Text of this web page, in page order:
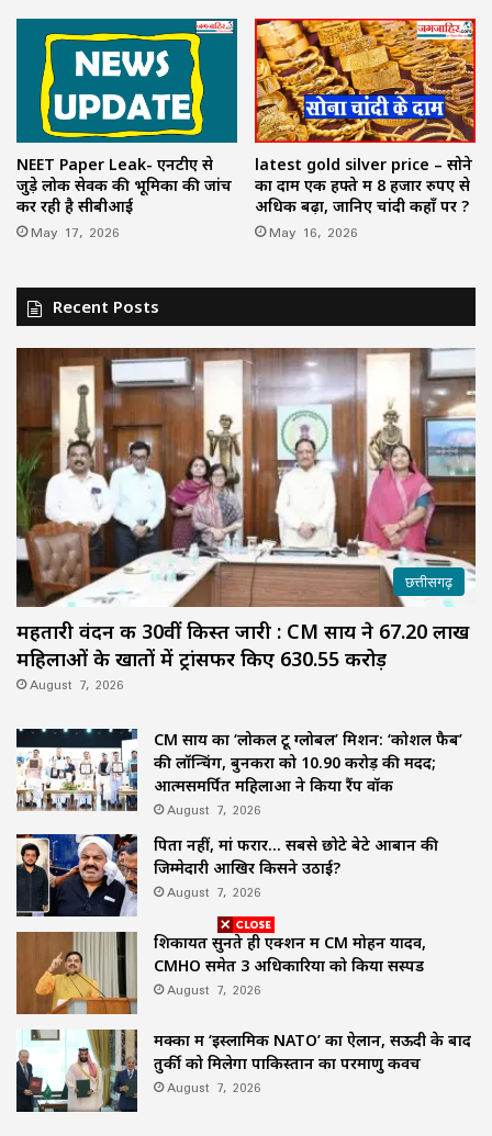
NEET Paper Leak- एनटीए से
जुड़े लोक सेवक की भूमिका की जांच
कर रही है सीबीआई
May 17, 2026
latest gold silver price – सोने
का दाम एक हफ्ते में 8 हजार रुपए से
अधिक बढ़ा, जानिए चांदी कहाँ पर ?
May 16, 2026
Recent Posts
छत्तीसगढ़
महतारी वंदन की 30वीं किस्त जारी : CM साय ने 67.20 लाख
महिलाओं के खातों में ट्रांसफर किए ₹630.55 करोड़
August 7, 2026
CM साय का ‘लोकल टू ग्लोबल’ मिशन: ‘कोशल फैब’
की लॉन्चिंग, बुनकरों को 10.90 करोड़ की मदद;
आत्मसमर्पित महिलाओं ने किया रैंप वॉक
August 7, 2026
पिता नहीं, मां फरार… सबसे छोटे बेटे आबान की
जिम्मेदारी आखिर किसने उठाई?
August 7, 2026
शिकायतें सुनते ही एक्शन में CM मोहन यादव,
CMHO समेत 3 अधिकारियों को किया सस्पेंड
August 7, 2026
मक्का में ‘इस्लामिक NATO’ का ऐलान, सऊदी के बाद
तुर्की को मिलेगा पाकिस्तान का परमाणु कवच
August 7, 2026